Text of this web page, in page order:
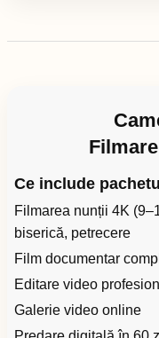
Ce include
Filmarea nunții 4K
biserică, petrecere
Film documentar
Editare video
Galerie video online